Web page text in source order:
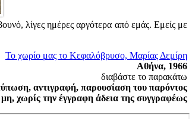
λίγες ημέρες αργότερα από εμάς. Εμείς με
Το χωρίο μας το Κεφαλόβρυσο, Μαρίας Δεμίρη
Αθήνα, 1966
διαβάστε το παρακάτω
αντιγραφή, παρουσίαση του παρόντος
χωρίς την έγγραφη άδεια της συγγραφέως